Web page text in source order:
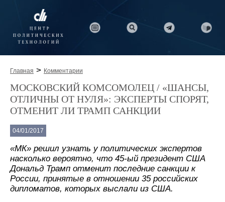
Главная > Комментарии
МОСКОВСКИЙ КОМСОМОЛЕЦ / «ШАНСЫ,
ОТЛИЧНЫ ОТ НУЛЯ»: ЭКСПЕРТЫ СПОРЯТ,
ОТМЕНИТ ЛИ ТРАМП САНКЦИИ
04/01/2017
«МК» решил узнать у политических экспертов
насколько вероятно, что 45-ый президент США
Дональд Трамп отменит последние санкции к
России, принятые в отношении 35 российских
дипломатов, которых выслали из США.